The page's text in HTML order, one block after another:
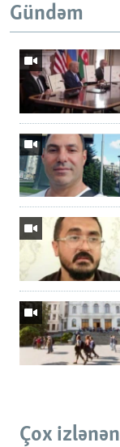
Gündəm
Çox izlənən